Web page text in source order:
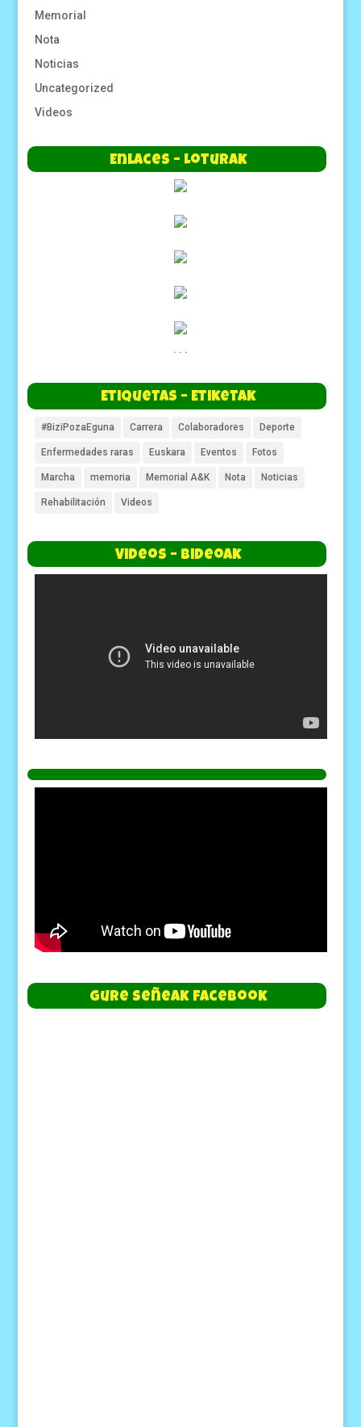
Memorial
Nota
Noticias
Uncategorized
Videos
Enlaces – Loturak
. . .
Etiquetas – Etiketak
#BiziPozaEguna Carrera Colaboradores Deporte
Enfermedades raras Euskara Eventos Fotos
Marcha memoria Memorial A&K Nota Noticias
Rehabilitación Videos
Videos – Bideoak
Gure Señeak Facebook